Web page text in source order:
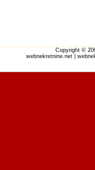
Copyright ©
webnekretnine.net |